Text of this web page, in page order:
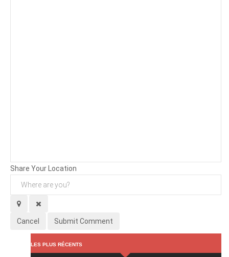
Share Your Location
Cancel Submit Comment
LES PLUS RÉCENTS